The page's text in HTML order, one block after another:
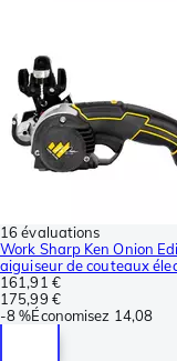
16 évaluations
Work Sharp Ken Onion
aiguiseur de couteaux
161,91 €
175,99 €
-8 %Économisez 14,08